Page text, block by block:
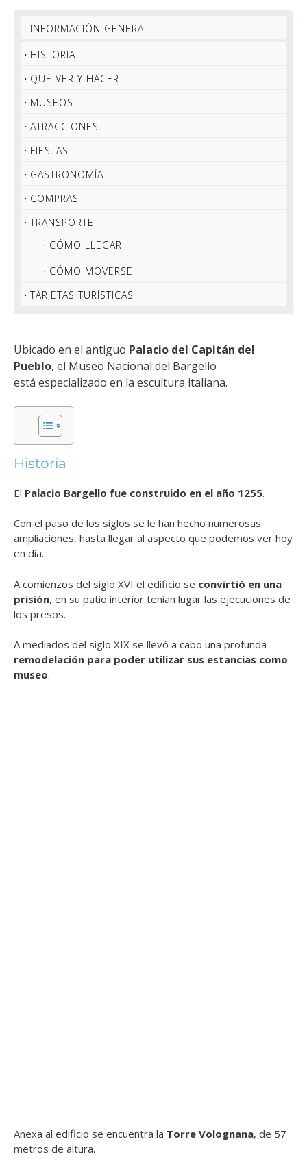
INFORMACIÓN GENERAL
HISTORIA
QUÉ VER Y HACER
MUSEOS
ATRACCIONES
FIESTAS
GASTRONOMÍA
COMPRAS
TRANSPORTE
CÓMO LLEGAR
CÓMO MOVERSE
TARJETAS TURÍSTICAS
Ubicado en el antiguo Palacio del Capitán del
Pueblo, el Museo Nacional del Bargello
está especializado en la escultura italiana.
Historia
El Palacio Bargello fue construido en el año 1255.
Con el paso de los siglos se le han hecho numerosas
ampliaciones, hasta llegar al aspecto que podemos ver hoy
en día.
A comienzos del siglo XVI el edificio se convirtió en una
prisión, en su patio interior tenían lugar las ejecuciones de
los presos.
A mediados del siglo XIX se llevó a cabo una profunda
remodelación para poder utilizar sus estancias como
museo.
Anexa al edificio se encuentra la Torre Volognana, de 57
metros de altura.